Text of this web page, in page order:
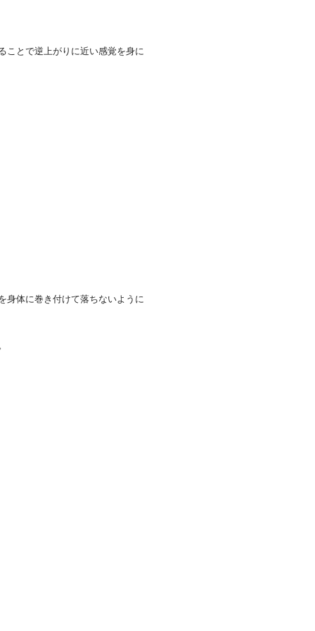
ことで逆上がりに近い感覚を身に
身体に巻き付けて落ちないように